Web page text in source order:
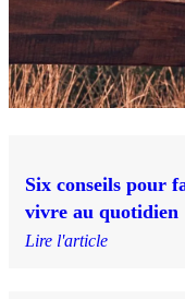
Six conseils pour
vivre au quotidien
Lire l'article